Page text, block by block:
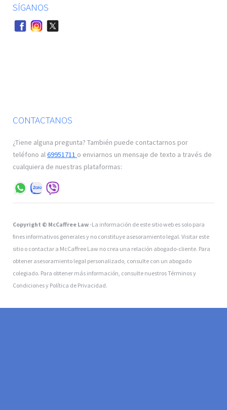
SÍGANOS
CONTACTANOS
¿Tiene alguna pregunta? También puede contactarnos por
teléfono al69951711 o enviarnos un mensaje de texto a través de
cualquiera de nuestras plataformas:
Copyright © McCaffree Law-La información de este sitio web es solo para
fines informativos generales y no constituye asesoramiento legal. Visitar este
sitio o contactar a McCaffree Law no crea una relación abogado-cliente. Para
obtener asesoramiento legal personalizado, consulte con un abogado
colegiado. Para obtener más información, consulte nuestros Términos y
Condiciones y Política de Privacidad.